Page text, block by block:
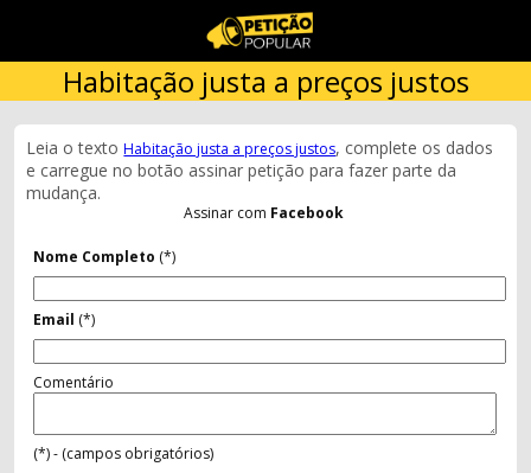
Habitação justa a preços justos
Leia o textoHabitação justa a preços justos, complete os dados
e carregue no botão assinar petição para fazer parte da
mudança.
Assinar com Facebook
Nome Completo (*)
Email (*)
Comentário
(*) - (campos obrigatórios)